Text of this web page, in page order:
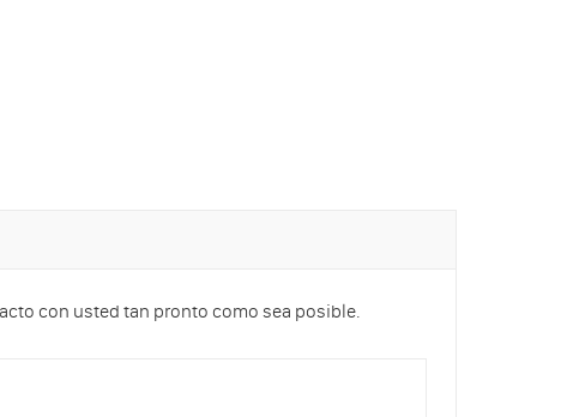
con usted tan pronto como sea posible.